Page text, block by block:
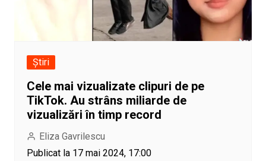
Știri
Cele mai vizualizate clipuri de pe
TikTok. Au strâns miliarde de
vizualizări în timp record
Eliza Gavrilescu
Publicat la 17 mai 2024, 17:00